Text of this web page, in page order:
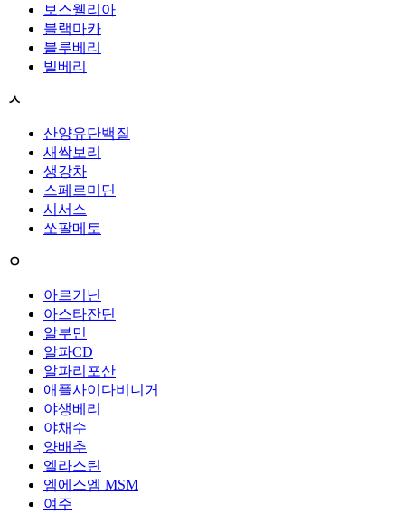
보스웰리아
블랙마카
블루베리
빌베리
ㅅ
산양유단백질
새싹보리
생강차
스페르미딘
시서스
쏘팔메토
ㅇ
아르기닌
아스타잔틴
알부민
알파CD
알파리포산
애플사이다비니거
야생베리
야채수
양배추
엘라스틴
엠에스엠 MSM
여주